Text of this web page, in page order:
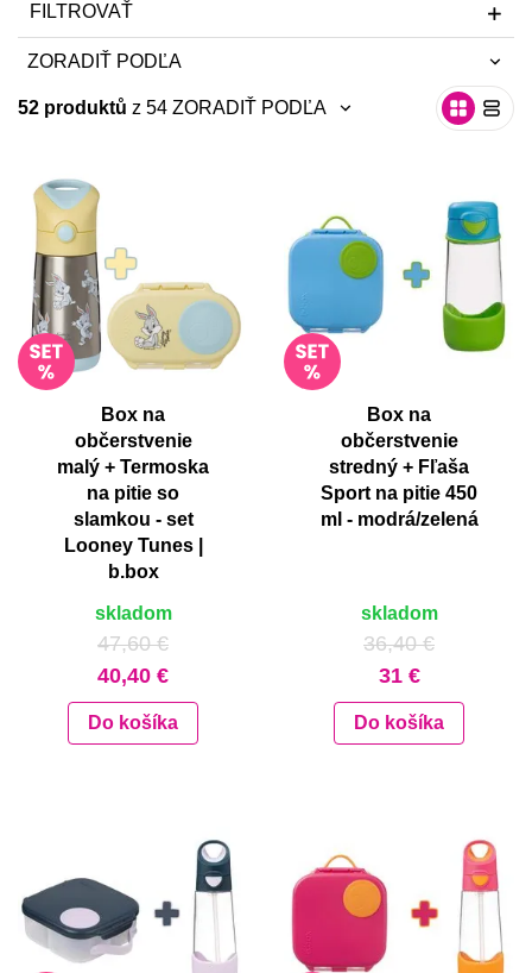
FILTROVAŤ
ZORADIŤ PODĽA
neradiť
abecedne A-Z
abecedne Z-A
od najlacnejšie
od najdrahšie
52 produktů z 54 ZORADIŤ PODĽA
abecedne A-Z
od najlacnejšie
od najdrahšie
Box na
občerstvenie
malý + Termoska
na pitie so
slamkou - set
Looney Tunes |
b.box
skladom
47,60 €
40,40 €
Do košíka
Box na
občerstvenie
stredný + Fľaša
Sport na pitie 450
ml - modrá/zelená
skladom
36,40 €
31 €
Do košíka